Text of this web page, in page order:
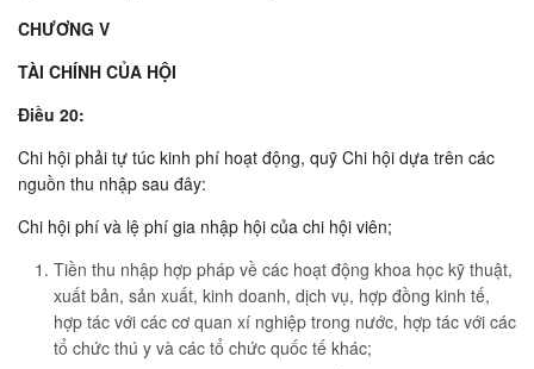
CHƯƠNG V
TÀI CHÍNH CỦA HỘI
Ðiều 20:
Chi hội phải tự túc kinh phí hoạt động, quỹ Chi hội dựa trên các
nguồn thu nhập sau đây:
Chi hội phí và lệ phí gia nhập hội của chi hội viên;
Tiền thu nhập hợp pháp về các hoạt động khoa học kỹ thuật,
xuất bản, sản xuất, kinh doanh, dịch vụ, hợp đồng kinh tế,
hợp tác với các cơ quan xí nghiệp trong nước, hợp tác với các
tổ chức thú y và các tổ chức quốc tế khác;